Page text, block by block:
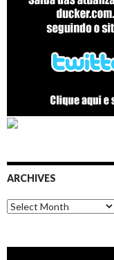
ARCHIVES
Archives